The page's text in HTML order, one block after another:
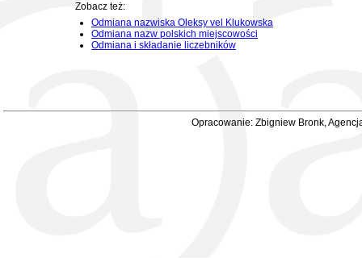
Zobacz też:
Odmiana nazwiska Oleksy vel Klukowska
Odmiana nazw polskich miejscowości
Odmiana i składanie liczebników
Opracowanie: Zbigniew Bronk,